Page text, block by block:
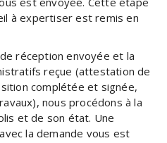
à expertiser est remis en
réception envoyée et la
reçue (attestation de
complétée et signée,
nous procédons à la
et de son état. Une
la demande vous est